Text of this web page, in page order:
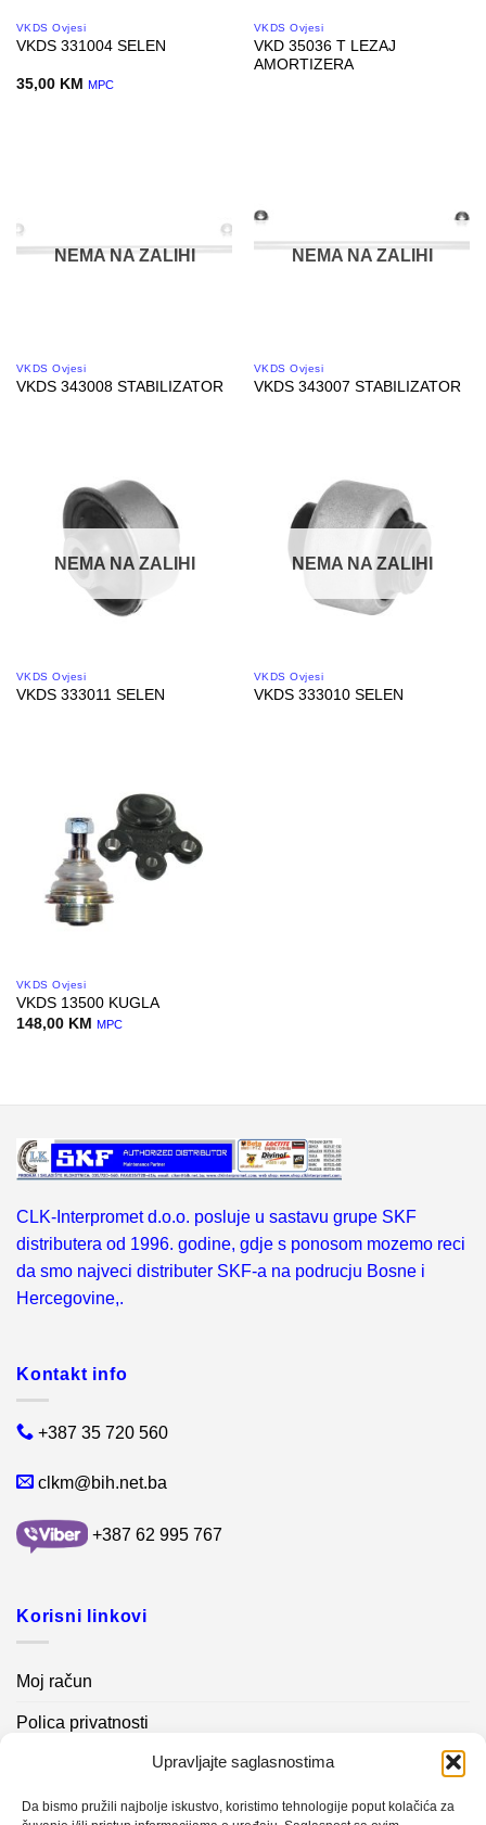
Upravljajte saglasnostima
Da bismo pružili najbolje iskustvo, koristimo tehnologije poput kolačića za
VKDS Ovjesi
VKDS 331004 SELEN
35,00 KM MPC
VKDS Ovjesi
VKD 35036 T LEZAJ
AMORTIZERA
NEMA NA ZALIHI
VKDS Ovjesi
VKDS 343008 STABILIZATOR
NEMA NA ZALIHI
VKDS Ovjesi
VKDS 343007 STABILIZATOR
NEMA NA ZALIHI
VKDS Ovjesi
VKDS 333011 SELEN
NEMA NA ZALIHI
VKDS Ovjesi
VKDS 333010 SELEN
VKDS Ovjesi
VKDS 13500 KUGLA
148,00 KM MPC
CLK-Interpromet d.o.o. posluje u sastavu grupe SKF
distributera od 1996. godine, gdje s ponosom mozemo reci
da smo najveci distributer SKF-a na podrucju Bosne i
Hercegovine,.
Kontakt info
+387 35 720 560
clkm@bih.net.ba
+387 62 995 767
Korisni linkovi
Moj račun
Polica privatnosti
Kontakt info